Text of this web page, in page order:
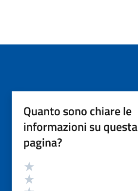
Quanto sono chiare le
informazioni su questa
pagina?
Valutazione